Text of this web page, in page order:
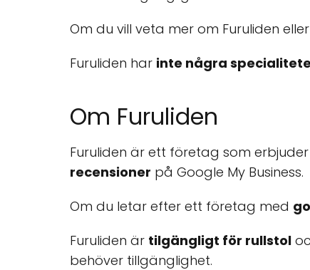
Om du vill veta mer om Furuliden
Furuliden har inte några
Om Furuliden
Furuliden är ett företag som erbjuder
recensioner på Google My Business.
Om du letar efter ett företag med
Furuliden är tilgängligt för rullstol
behöver tillgänglighet.